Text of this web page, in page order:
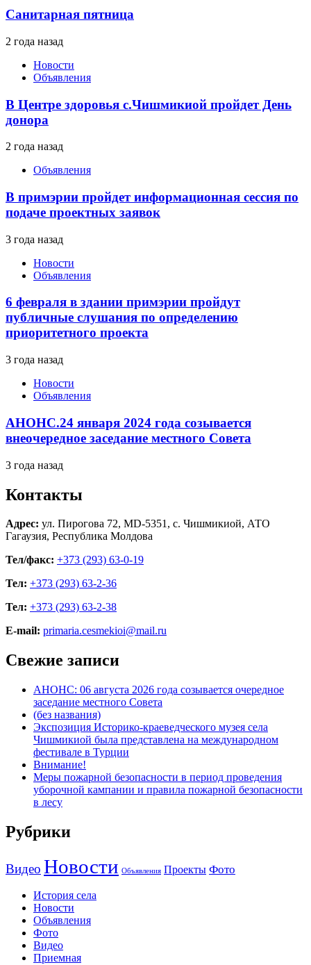
Санитарная пятница
2 года назад
Новости
Объявления
В Центре здоровья с.Чишмикиой пройдет День
донора
2 года назад
Объявления
В примэрии пройдет информационная сессия по
подаче проектных заявок
3 года назад
Новости
Объявления
6 февраля в здании примэрии пройдут
публичные слушания по определению
приоритетного проекта
3 года назад
Новости
Объявления
АНОНС.24 января 2024 года созывается
внеочередное заседание местного Совета
3 года назад
Контакты
Адрес: ул. Пирогова 72, MD-5351, с. Чишмикиой, АТО
Гагаузия, Республика Молдова
Тел/факс: +373 (293) 63-0-19
Тел: +373 (293) 63-2-36
Тел: +373 (293) 63-2-38
E-mail: primaria.cesmekioi@mail.ru
Свежие записи
АНОНС: 06 августа 2026 года созывается очередное
заседание местного Совета
(без названия)
Экспозиция Историко-краеведческого музея села
Чишмикиой была представлена на международном
фестивале в Турции
Внимание!
Меры пожарной безопасности в период проведения
уборочной кампании и правила пожарной безопасности
в лесу
Рубрики
Видео Новости Объявления Проекты Фото
История села
Новости
Объявления
Фото
Видео
Приемная